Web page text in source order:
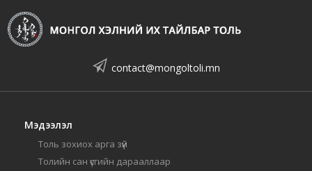
contact@mongoltoli.mn
Мэдээлэл
Толь зохиох арга зүй
Толийн сан үсгийн дарааллаар